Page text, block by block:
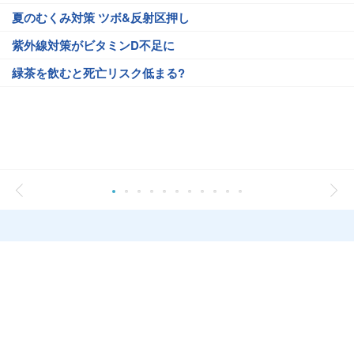
夏のむくみ対策 ツボ&反射区押し
紫外線対策がビタミンD不足に
緑茶を飲むと死亡リスク低まる?